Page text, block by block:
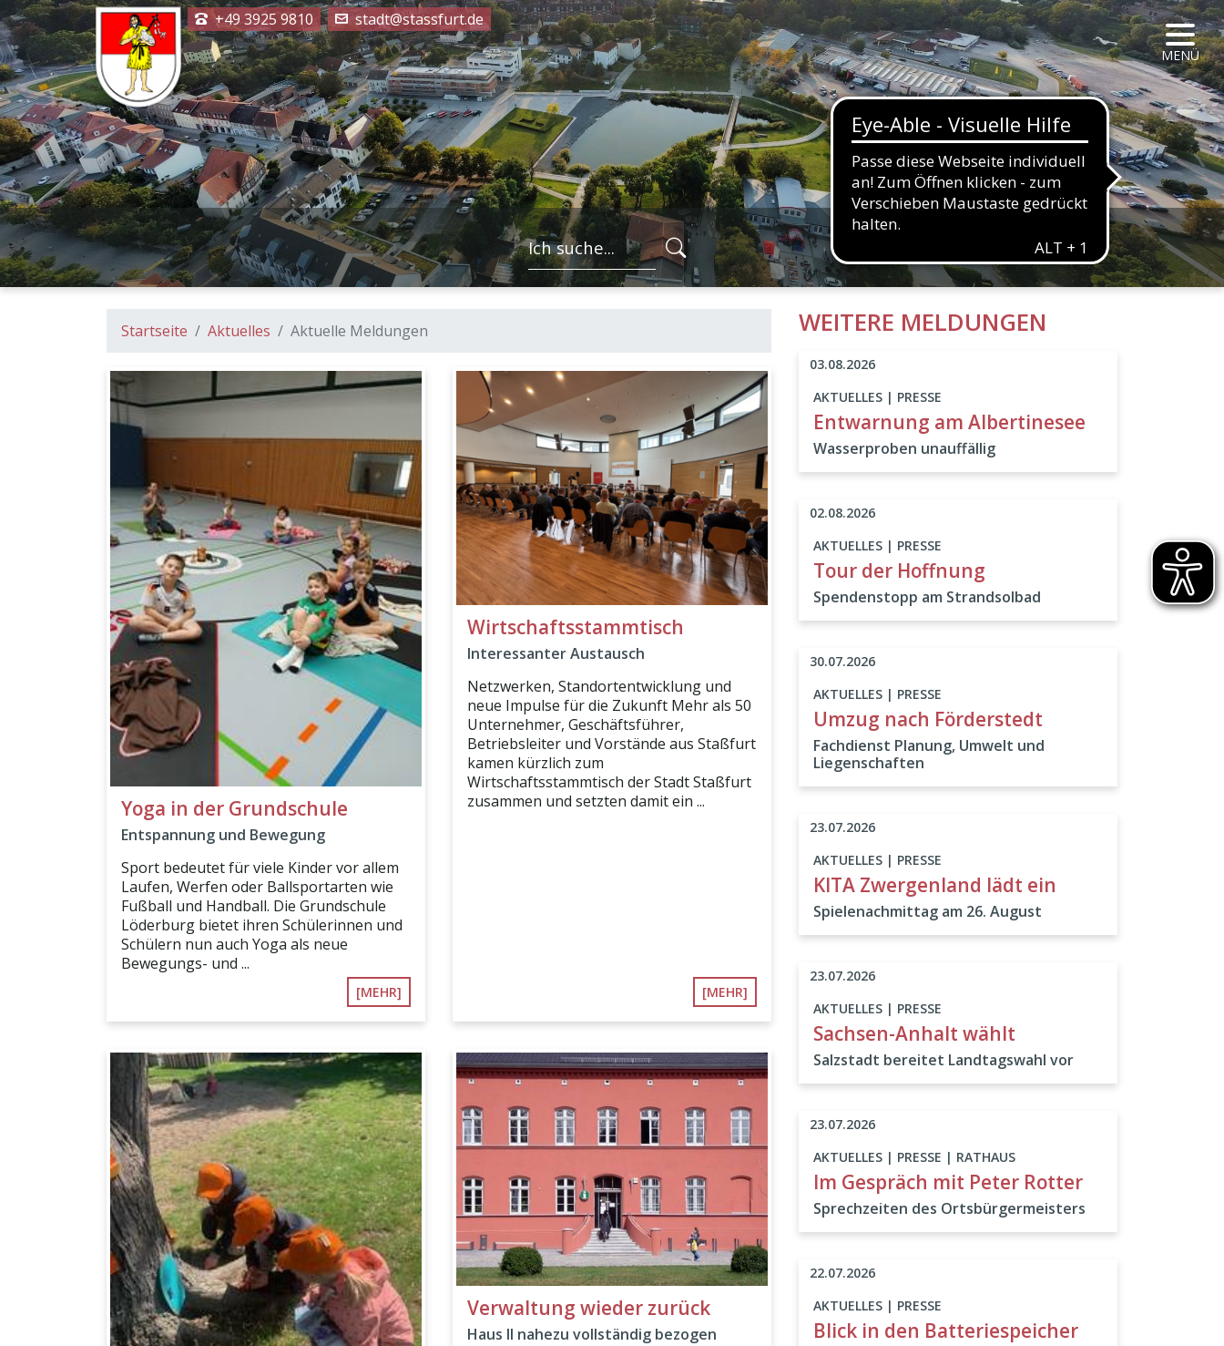
MENÜ
+49 3925 9810 stadt@stassfurt.de
FORMULARSCHALTFLÄCHE
Startseite Aktuelles Aktuelle Meldungen
Yoga in der Grundschule
Entspannung und Bewegung
Sport bedeutet für viele Kinder vor allem
Laufen, Werfen oder Ballsportarten wie
Fußball und Handball. Die Grundschule
Löderburg bietet ihren Schülerinnen und
Schülern nun auch Yoga als neue
Bewegungs- und ...
[MEHR]
Wirtschaftsstammtisch
Interessanter Austausch
Netzwerken, Standortentwicklung und
neue Impulse für die Zukunft Mehr als 50
Unternehmer, Geschäftsführer,
Betriebsleiter und Vorstände aus Staßfurt
kamen kürzlich zum
Wirtschaftsstammtisch der Stadt Staßfurt
zusammen und setzten damit ein ...
[MEHR]
Verwaltung wieder zurück
Haus II nahezu vollständig bezogen
WEITERE MELDUNGEN
AKTUELLES | PRESSE
Entwarnung am Albertinesee
Wasserproben unauffällig
03.08.2026
AKTUELLES | PRESSE
Tour der Hoffnung
Spendenstopp am Strandsolbad
02.08.2026
AKTUELLES | PRESSE
Umzug nach Förderstedt
Fachdienst Planung, Umwelt und
Liegenschaften
30.07.2026
AKTUELLES | PRESSE
KITA Zwergenland lädt ein
Spielenachmittag am 26. August
23.07.2026
AKTUELLES | PRESSE
Sachsen-Anhalt wählt
Salzstadt bereitet Landtagswahl vor
23.07.2026
AKTUELLES | PRESSE | RATHAUS
Im Gespräch mit Peter Rotter
Sprechzeiten des Ortsbürgermeisters
23.07.2026
AKTUELLES | PRESSE
Blick in den Batteriespeicher
22.07.2026